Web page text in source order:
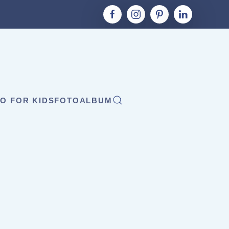
FOR KIDSFOTOALBUM